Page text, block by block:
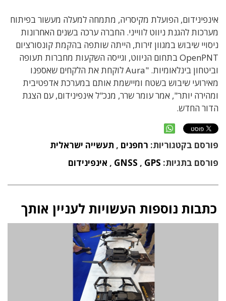
אינפינידום, הפועלת מקיסריה, מתמחה למעלה מעשור בפיתוח
מערכות להגנת ניווט לווייני. החברה ערכה בשנים האחרונות
ניסויי שיבוש במגוון זירות, הייתה שותפה בהקמת קונסורציום
OpenPNT בתחום הניווט, וגייסה השקעות מחברות תעופה
וביטחון בינלאומיות. "Aura לוקחת את הלקחים שאספנו
מאירועי שיבוש בשטח ומיישמת אותם במערכת אדפטיבית
ומהירה יותר", אמר עומר שרר, מנכ"ל אינפינידום, עם הצגת
הדור החדש.
פורסם בקטגוריות: רחפנים , תעשייה ישראלית
פורסם בתגיות:
GNSS , GPS
, אינפינידום
כתבות נוספות העשויות לעניין אותך